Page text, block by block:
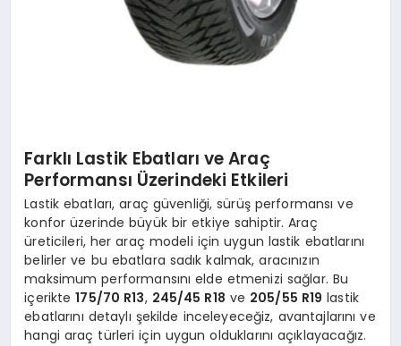
Farklı Lastik Ebatları ve Araç
Performansı Üzerindeki Etkileri
Lastik ebatları, araç güvenliği, sürüş performansı ve
konfor üzerinde büyük bir etkiye sahiptir. Araç
üreticileri, her araç modeli için uygun lastik ebatlarını
belirler ve bu ebatlara sadık kalmak, aracınızın
maksimum performansını elde etmenizi sağlar. Bu
içerikte175/70 R13, 245/45 R18 ve 205/55 R19 lastik
ebatlarını detaylı şekilde inceleyeceğiz, avantajlarını ve
hangi araç türleri için uygun olduklarını açıklayacağız.